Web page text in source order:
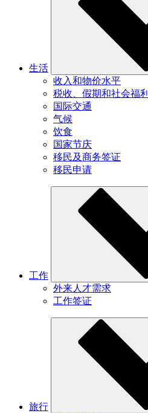
生活
收入和物价水平
税收、假期和社会福利
国际交通
气候
饮食
国家节庆
移民及商务签证
移民申请
工作
外来人才需求
工作签证
旅行